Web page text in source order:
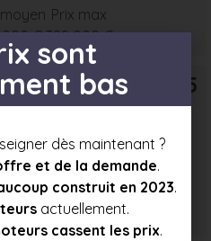
000 €
Prix max
389 000 €
T5
500 €
Prix max
442 000 €
sont
bas
dès maintenant ?
et de la demande.
construit en 2023.
actuellement.
cassent les prix.